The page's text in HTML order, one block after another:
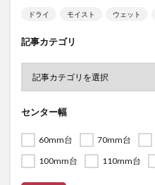
ドライ モイスト ウェット
記事カテゴリ
センター幅
60mm台 70mm台
100mm台
110mm台